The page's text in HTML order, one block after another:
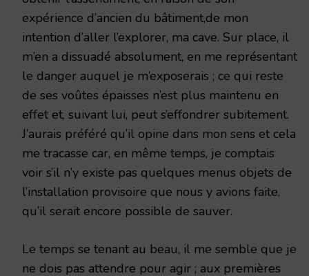
expérience d’ancien du bâtiment,de mon
intention d’aller l’explorer, ma cave. Sur place, il
m’en a dissuadé absolument, en me représentant
le danger auquel je m’exposerais ; ce qui reste
de ses voûtes épaisses n’est plus maintenu en
effet et, suivant lui, peut s’effondrer subitement.
J’aurais préféré qu’il opine dans mon sens et cela
me tracasse car, en même temps, je comptais
voir s’il n’y existe pas quelques menus objets de
l’installation provisoire que nous y avions faite,
qu’il serait encore possible de sauver.
Le temps se tenant au beau, il me semble que je
ne dois pas attendre pour agir ; aux premières